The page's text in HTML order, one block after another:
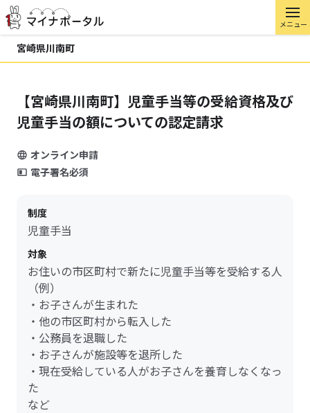
メニュー
宮崎県川南町
【宮崎県川南町】児童手当等の受給資格及び
児童手当の額についての認定請求
オンライン申請
電子署名必須
制度
児童手当
対象
お住いの市区町村で新たに児童手当等を受給する人
（例）
・お子さんが生まれた
・他の市区町村から転入した
・公務員を退職した
・お子さんが施設等を退所した
・現在受給している人がお子さんを養育しなくなっ
た
など